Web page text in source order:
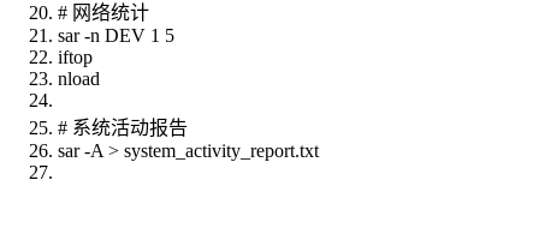
# 网络统计
sar -n DEV 1 5
iftop
nload
# 系统活动报告
sar -A > system_activity_report.txt